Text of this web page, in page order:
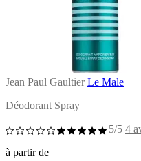
Jean Paul Gaultier Le Male
Déodorant Spray
5/5 4
à partir de